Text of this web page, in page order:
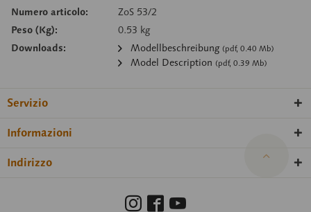
Numero articolo:
ZoS 53/2
Peso (Kg):
0.53 kg
Downloads:
Modellbeschreibung (pdf, 0.40 Mb)
Model Description (pdf, 0.39 Mb)
Servizio
Informazioni
Indirizzo